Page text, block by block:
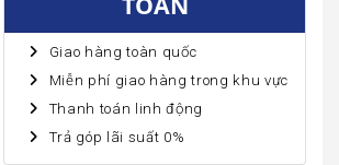
Giao hàng toàn quốc
Miễn phí giao hàng trong khu vực
Thanh toán linh động
Trả góp lãi suất 0%